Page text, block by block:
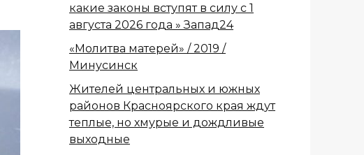
какие законы вступят в силу с 1
августа 2026 года » Запад24
«Молитва матерей» / 2019 /
Минусинск
Жителей центральных и южных
районов Красноярского края ждут
теплые, но хмурые и дождливые
выходные